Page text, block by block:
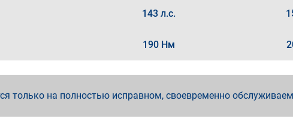
143 л.с.
190 Нм
только на полностью исправном, своевременно